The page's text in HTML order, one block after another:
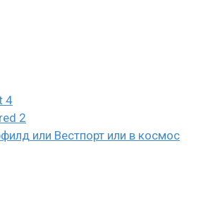
4
2
или Вестпорт или в космос